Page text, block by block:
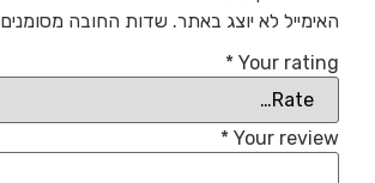
האימייל לא יוצג באתר. שדות החובה מסומנים
Your rating
*
Your review
*